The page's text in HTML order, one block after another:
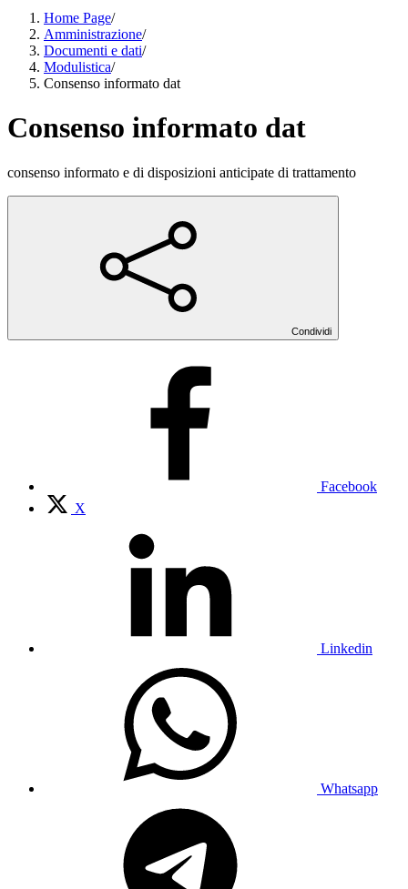
Home Page/
Amministrazione/
Documenti e dati/
Modulistica/
Consenso informato dat
Consenso informato dat
consenso informato e di disposizioni anticipate di trattamento
Condividi
Facebook
X
Linkedin
Whatsapp